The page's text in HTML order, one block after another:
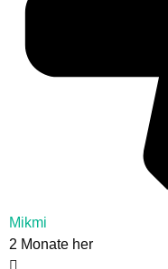
Mikmi
2 Monate her